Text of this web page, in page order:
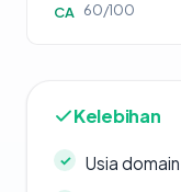
CA 60/100
Kelebihan
Usia